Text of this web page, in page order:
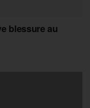
blessure au